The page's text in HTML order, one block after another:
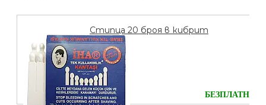
Стипца 20 броя в кибрит
БЕЗПЛАТНО